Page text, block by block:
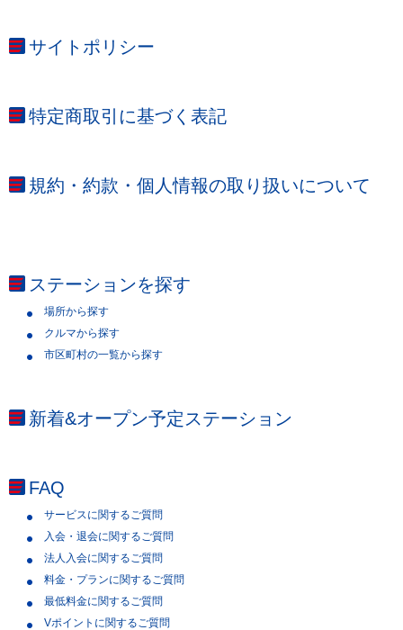
サイトポリシー
特定商取引に基づく表記
規約・約款・個人情報の取り扱いについて
ステーションを探す
場所から探す
クルマから探す
市区町村の一覧から探す
新着&オープン予定ステーション
FAQ
サービスに関するご質問
入会・退会に関するご質問
法人入会に関するご質問
料金・プランに関するご質問
最低料金に関するご質問
Vポイントに関するご質問